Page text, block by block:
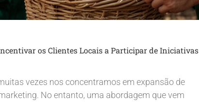
os Clientes Locais a Participar de Iniciativas
vezes nos concentramos em expansão de
No entanto, uma abordagem que vem